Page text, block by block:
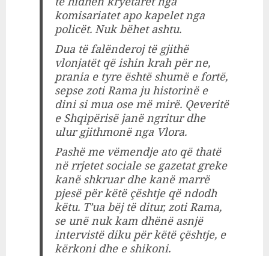
komisariatet apo kapelet nga
policët. Nuk bëhet ashtu.
Dua të falënderoj të gjithë
vlonjatët që ishin krah për ne,
prania e tyre është shumë e fortë,
sepse zoti Rama ju historinë e
dini si mua ose më mirë. Qeveritë
e Shqipërisë janë ngritur dhe
ulur gjithmonë nga Vlora.
Pashë me vëmendje ato që thatë
në rrjetet sociale se gazetat greke
kanë shkruar dhe kanë marrë
pjesë për këtë çështje që ndodh
këtu. T’ua bëj të ditur, zoti Rama,
se unë nuk kam dhënë asnjë
intervistë diku për këtë çështje, e
kërkoni dhe e shikoni.